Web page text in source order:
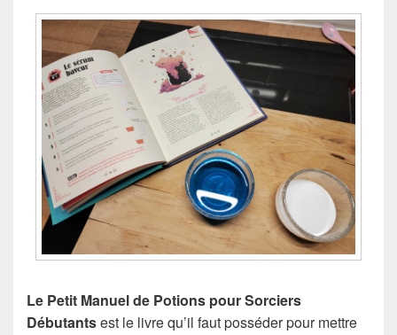
Le Petit Manuel de Potions pour Sorciers
Débutantsest le livre qu’il faut posséder pour mettre